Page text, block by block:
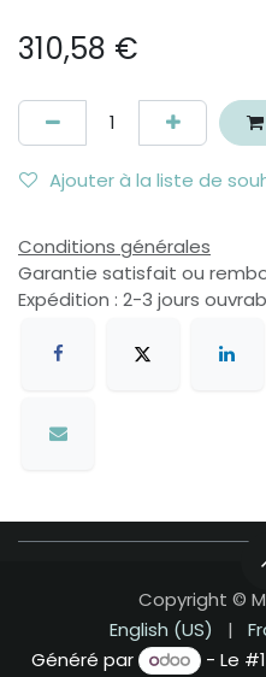
310,58 €
Ajouter à la liste de
Conditions générales
Garantie satisfait ou
Expédition : 2-3 jours
Copyright ©
English (US)
|
Généré par
- Le #1